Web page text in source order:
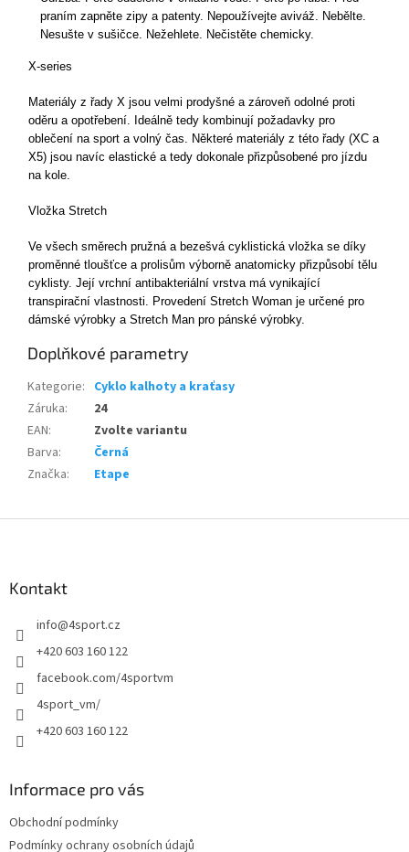
praním zapněte zipy a patenty. Nepoužívejte aviváž. Nebělte.
Nesušte v sušičce. Nežehlete. Nečistěte chemicky.
X-series
Materiály z řady X jsou velmi prodyšné a zároveň odolné proti
oděru a opotřebení. Ideálně tedy kombinují požadavky pro
oblečení na sport a volný čas. Některé materiály z této řady (XC a
X5) jsou navíc elastické a tedy dokonale přizpůsobené pro jízdu
na kole.
Vložka Stretch
Ve všech směrech pružná a bezešvá cyklistická vložka se díky
proměnné tloušťce a prolisům výborně anatomicky přizpůsobí tělu
cyklisty. Její vrchní antibakteriální vrstva má vynikající
transpirační vlastnosti. Provedení Stretch Woman je určené pro
dámské výrobky a Stretch Man pro pánské výrobky.
Doplňkové parametry
Kategorie: Cyklo kalhoty a kraťasy
Záruka:
24
EAN:
Zvolte variantu
Barva:
Černá
Značka: Etape
Kontakt
info@4sport.cz
+420 603 160 122
facebook.com/4sportvm
4sport_vm/
+420 603 160 122
Informace pro vás
Obchodní podmínky
Podmínky ochrany osobních údajů